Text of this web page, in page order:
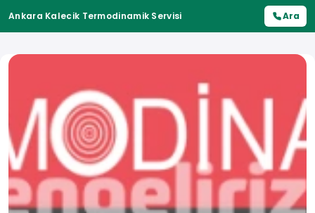
Ankara Kalecik Termodinamik Servisi Ara